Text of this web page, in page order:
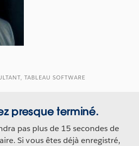
TABLEAU SOFTWARE
presque terminé.
pas plus de 15 secondes de
Si vous êtes déjà enregistré,